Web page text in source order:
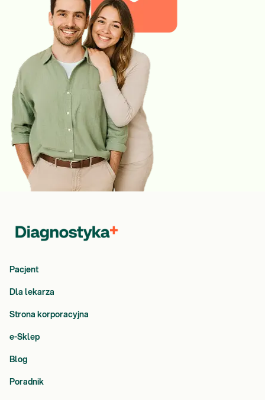
Pacjent
Dla lekarza
Strona korporacyjna
e-Sklep
Blog
Poradnik